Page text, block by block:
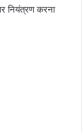
नियंत्रण करना